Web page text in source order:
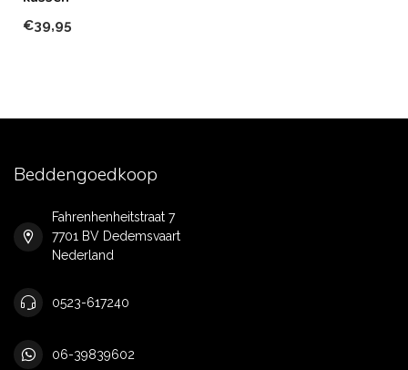
€39,95
Beddengoedkoop
Fahrenhenheitstraat 7
7701 BV Dedemsvaart
Nederland
0523-617240
06-39839602